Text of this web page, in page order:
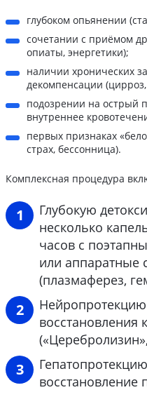
глубоком опьянении
сочетании с приёмом
опиаты, энергетики);
наличии хронических
декомпенсации
подозрении на острый
внутреннее
первых признаках
страх, бессонница).
Комплексная процедура
Глубокую
несколько
часов с
или аппаратные
(плазмаферез,
восстановления
восстановление